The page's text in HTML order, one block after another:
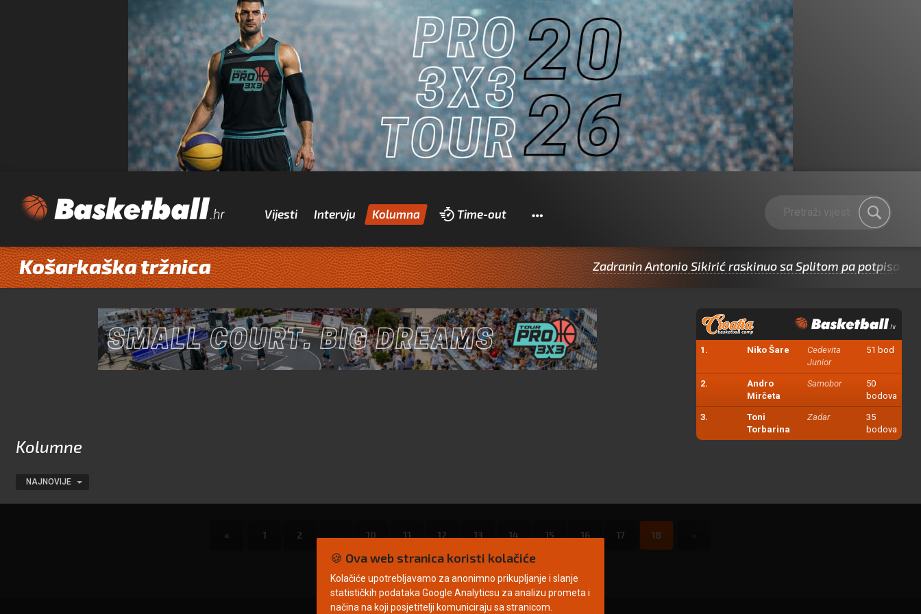
Vijesti Intervju Kolumna Time-out Pretraži
Košarkaška tržnica Zadranin Antonio Sikirić raskinuo sa Splitom pa potpisao za
1. Niko Šare
Cedevita
Junior
51 bod
2.
Andro
Mirčeta
Samobor
50
bodova
3.
Toni
Torbarina
Zadar
35
bodova
Kolumne
NAJNOVIJE
« 1 2 10 11 12 13 14 15 16 17 18
🍪 Ova web stranica koristi kolačiće
Kolačiće upotrebljavamo za anonimno prikupljanje i slanje
statističkih podataka Google Analyticsu za analizu prometa i
načina na koji posjetitelji komuniciraju sa stranicom.